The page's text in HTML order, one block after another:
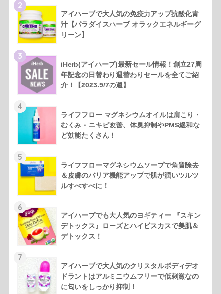
2
アイハーブで大人気の免疫力アップ抗酸化青
汁【パラダイスハーブ オラックエネルギーグ
リーン】
3
iHerb(アイハーブ)最新セール情報！創立27周
年記念の日替わり週替わりセールを全てご紹
介！【2023.9/7の週】
4
ライフフロー マグネシウムオイルは肩こり・
むくみ・ニキビ改善、体臭抑制やPMS緩和な
ど効能たくさん！
5
ライフフローマグネシウムソープで角質除去
＆皮膚のバリア機能アップで肌が潤いツルツ
ルすべすべに！
6
アイハーブでも大人気のヨギティー 『スキン
デトックス』ローズとハイビスカスで美肌＆
デトックス！
7
アイハーブで大人気のクリスタルボディデオ
ドラントはアルミニウムフリーで低刺激なの
に匂いをしっかり抑制！